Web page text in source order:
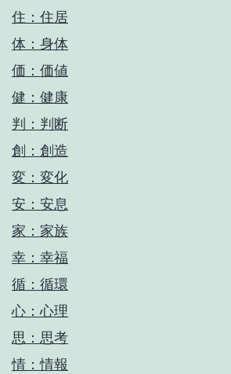
住：住居
体：身体
価：価値
健：健康
判：判断
創：創造
変：変化
安：安息
家：家族
幸：幸福
循：循環
心：心理
思：思考
情：情報